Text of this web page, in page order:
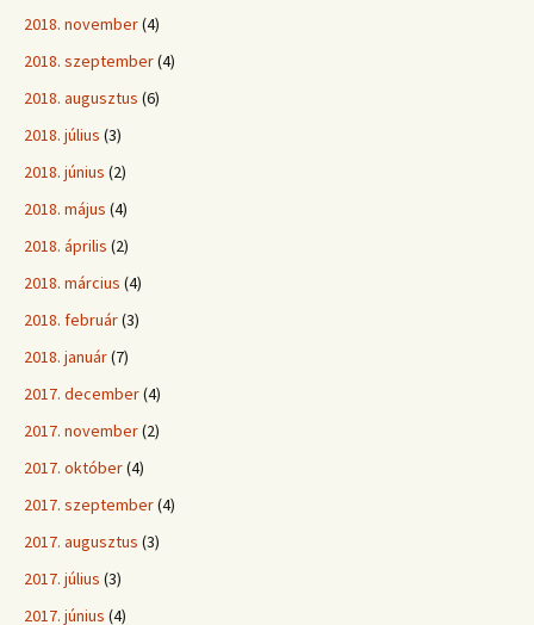
2018. november(4)
2018. szeptember(4)
2018. augusztus (6)
2018. július (3)
2018. június (2)
2018. május (4)
2018. április (2)
2018. március (4)
2018. február(3)
2018. január(7)
2017. december(4)
2017. november(2)
2017. október(4)
2017. szeptember(4)
2017. augusztus (3)
2017. július (3)
2017. június (4)